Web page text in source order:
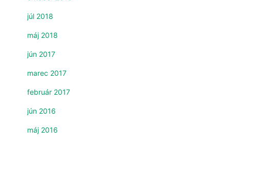
júl 2018
máj 2018
jún 2017
marec 2017
február 2017
jún 2016
máj 2016